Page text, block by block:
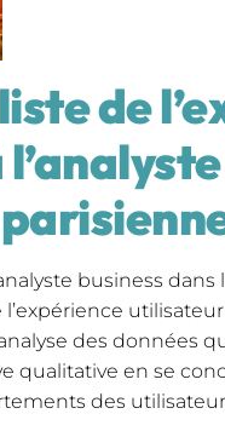
de
business dans
utilisateur
des données
qualitative en se
des